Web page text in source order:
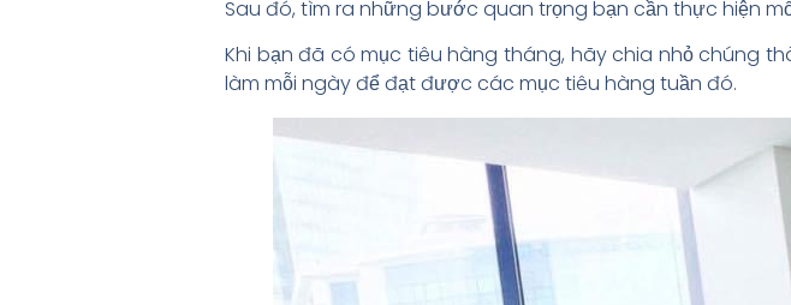
Sau đó, tìm ra những bước quan trọng bạn cần thực hiện
Khi bạn đã có mục tiêu hàng tháng, hãy chia nhỏ chúng
làm mỗi ngày để đạt được các mục tiêu hàng tuần đó.